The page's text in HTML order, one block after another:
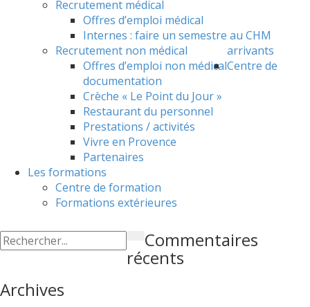
Recrutement médical
Offres d’emploi médical
Internes : faire un semestre au CHM
Recrutement non médical
Offres d’emploi non médical
arrivants
Centre de
documentation
Crèche « Le Point du Jour »
Restaurant du personnel
Prestations / activités
Vivre en Provence
Partenaires
Les formations
Centre de formation
Formations extérieures
Commentaires
récents
Archives